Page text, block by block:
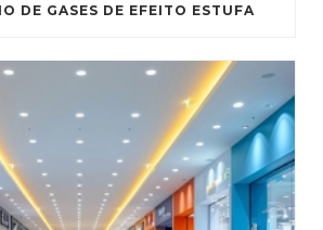
DE GASES DE EFEITO ESTUFA